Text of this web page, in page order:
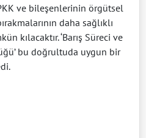
ve bileşenlerinin örgütsel
daha sağlıklı
kılacaktır. ‘Barış Süreci ve
bu doğrultuda uygun bir